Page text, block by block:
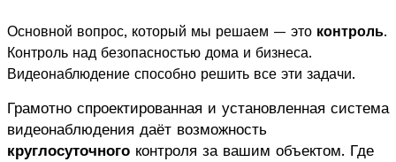
Основной вопрос, который мы решаем — это контроль.
Контроль над безопасностью дома и бизнеса.
Видеонаблюдение способно решить все эти задачи.
Грамотно спроектированная и установленная система
видеонаблюдения даёт возможность
круглосуточного контроля за вашим объектом. Где